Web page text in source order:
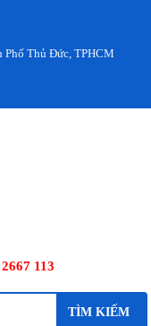
Đức, TPHCM
113
TÌM KIẾM